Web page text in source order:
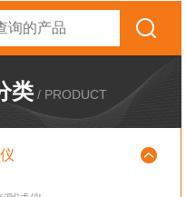
类 / PRODUCT